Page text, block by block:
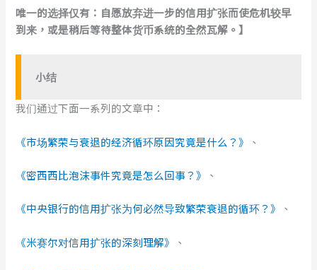
唯一的选择仅有：自愿放弃进一步的信用扩张而使危机较早
到来，或是稍后等待整体货币系统的全然瓦解。】
小结
我们通过下面一系列的文章中：
《市场繁荣与衰退的经济循环原因究竟是什么？》 、
《密西西比泡沫事件究竟是怎么回事？》 、
《中央银行的信用扩张为何必然导致繁荣衰退的循环？》 、
《米赛尔对信用扩张的深刻理解》 、